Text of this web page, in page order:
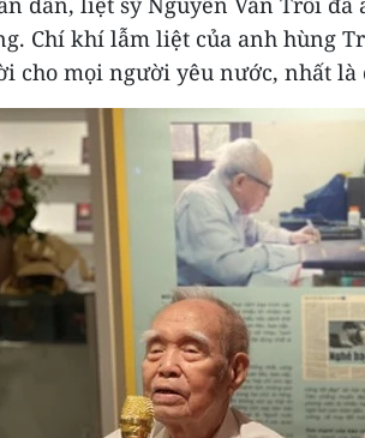
Chí khí lẫm liệt của anh hùng
cho mọi người yêu nước, nhất là